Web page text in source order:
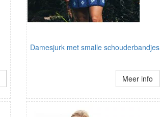
Damesjurk met smalle schouderbandjes
Meer info